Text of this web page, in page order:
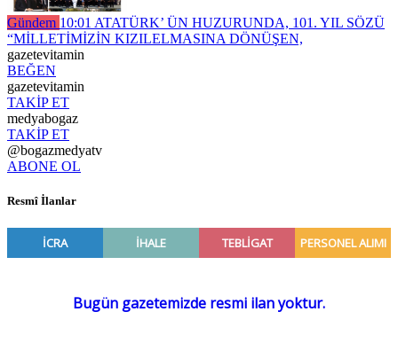
Gündem 10:01 ATATÜRK’ ÜN HUZURUNDA, 101. YIL SÖZÜ
“MİLLETİMİZİN KIZILELMASINA DÖNÜŞEN,
gazetevitamin
BEĞEN
gazetevitamin
TAKİP ET
medyabogaz
TAKİP ET
@bogazmedyatv
ABONE OL
Resmî İlanlar